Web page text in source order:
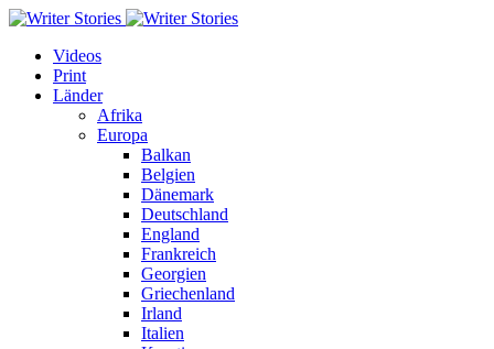
Videos
Print
Länder
Afrika
Europa
Balkan
Belgien
Dänemark
Deutschland
England
Frankreich
Georgien
Griechenland
Irland
Italien